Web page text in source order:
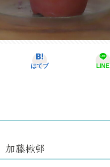
はてブ LINE
藤楸邨